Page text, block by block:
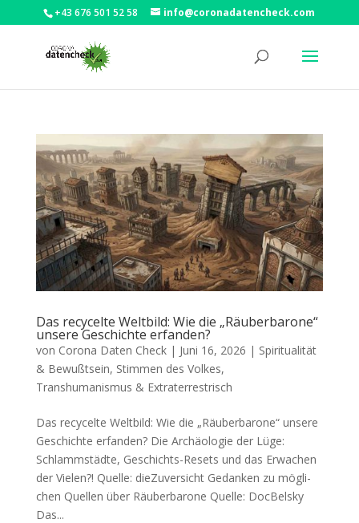
+43 676 501 52 58 info@coronadatencheck.com
Das recycelte Weltbild: Wie die „Räuberbarone“
unsere Geschichte erfanden?
von Corona Daten Check| Juni 16, 2026 | Spiritualität
& Bewußtsein, Stimmen des Volkes,
Transhumanismus & Extraterrestrisch
Das recycelte Weltbild: Wie die „Räuberbarone“ unsere
Geschichte erfanden? Die Archäo­lo­gie der Lüge:
Schlamm­städ­te, Geschichts-Resets und das Erwa­chen
der Vielen?! Quel­le: dieZuversicht Gedan­ken zu mög­li­
chen Quel­len über Räuberbarone Quel­le: DocBelsky
Das...